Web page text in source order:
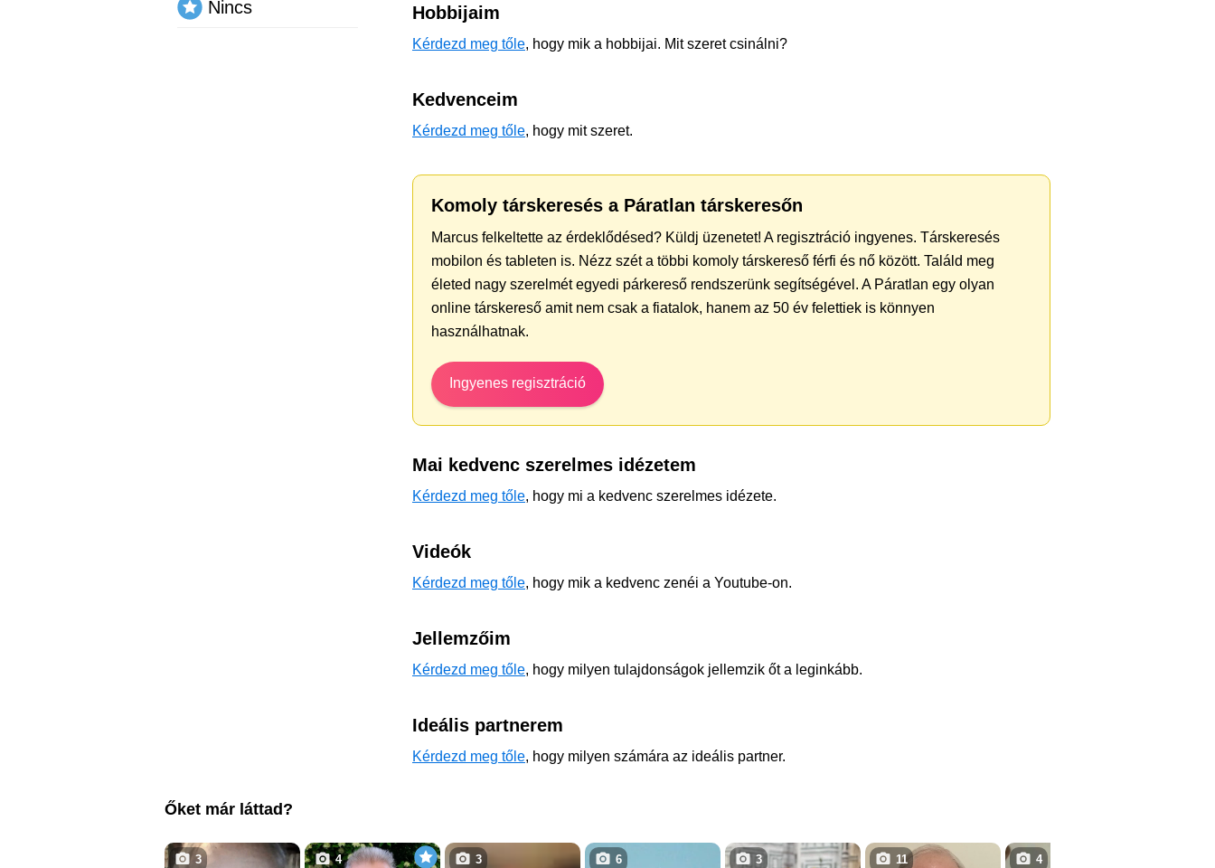
Hobbijaim
Kérdezd meg tőle, hogy mik a hobbijai. Mit szeret csinálni?
Kedvenceim
Kérdezd meg tőle, hogy mit szeret.
Komoly társkeresés a Páratlan társkeresőn
Marcus felkeltette az érdeklődésed? Küldj üzenetet! A regisztráció ingyenes. Társkeresés
mobilon és tableten is. Nézz szét a többi komoly társkereső férfi és nő között. Találd meg
életed nagy szerelmét egyedi párkereső rendszerünk segítségével. A Páratlan egy olyan
online társkereső amit nem csak a fiatalok, hanem az 50 év felettiek is könnyen
használhatnak.
Ingyenes regisztráció
Mai kedvenc szerelmes idézetem
Kérdezd meg tőle, hogy mi a kedvenc szerelmes idézete.
Videók
Kérdezd meg tőle, hogy mik a kedvenc zenéi a Youtube-on.
Jellemzőim
Kérdezd meg tőle, hogy milyen tulajdonságok jellemzik őt a leginkább.
Ideális partnerem
Kérdezd meg tőle, hogy milyen számára az ideális partner.
Nincs
Őket már láttad?
3 4 3 6 3 11 4